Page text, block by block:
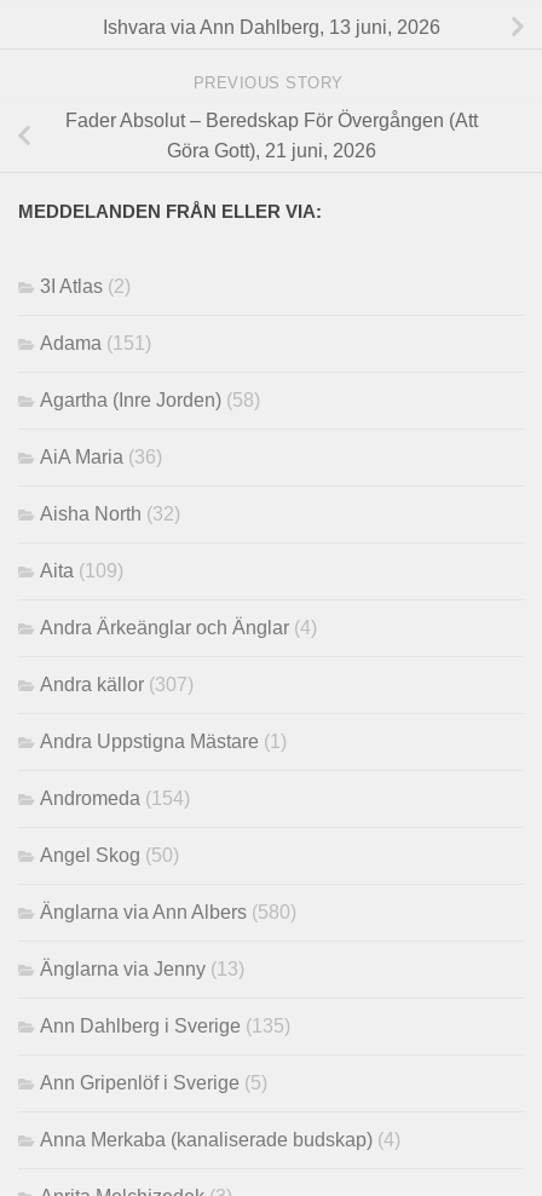
Ishvara via Ann Dahlberg, 13 juni, 2026
PREVIOUS STORY
Fader Absolut – Beredskap För Övergången (Att
Göra Gott), 21 juni, 2026
MEDDELANDEN FRÅN ELLER VIA:
3I Atlas (2)
Adama (151)
Agartha (Inre Jorden) (58)
AiA Maria (36)
Aisha North (32)
Aita (109)
Andra Ärkeänglar och Änglar (4)
Andra källor (307)
Andra Uppstigna Mästare (1)
Andromeda (154)
Angel Skog (50)
Änglarna via Ann Albers (580)
Änglarna via Jenny (13)
Ann Dahlberg i Sverige (135)
Ann Gripenlöf i Sverige (5)
Anna Merkaba (kanaliserade budskap) (4)